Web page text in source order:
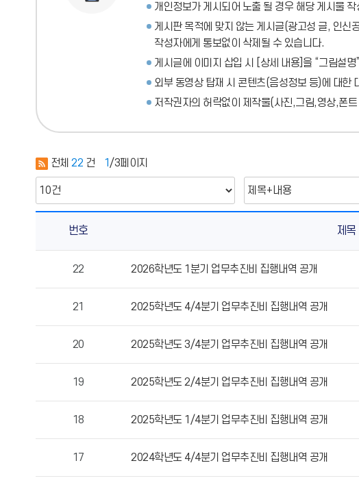
개인정보가 게시되어 노출 될 경우 해당 게시물
게시판 목적에 맞지 않는 게시글(광고성 글, 인신
작성자에게 통보없이 삭제될 수 있습니다.
게시글에 이미지 삽입 시 [상세 내용]을 “그림설명
외부 동영상 탑재 시 콘텐츠(음성정보 등)에 대한
저작권자의 허락없이 제작물(사진,그림,영상,폰
전체 22 건 1/3페이지
추
비
시
번호 제목
22 2026학년도 1분기 업무추진비 집행내역 공개
21 2025학년도 4/4분기 업무추진비 집행내역 공개
20 2025학년도 3/4분기 업무추진비 집행내역 공개
19 2025학년도 2/4분기 업무추진비 집행내역 공개
18 2025학년도 1/4분기 업무추진비 집행내역 공개
17 2024학년도 4/4분기 업무추진비 집행내역 공개